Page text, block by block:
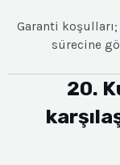
Garanti
sürecine
20.